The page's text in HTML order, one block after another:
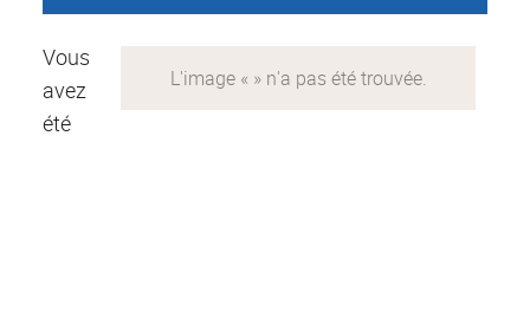
Vous
avez
été